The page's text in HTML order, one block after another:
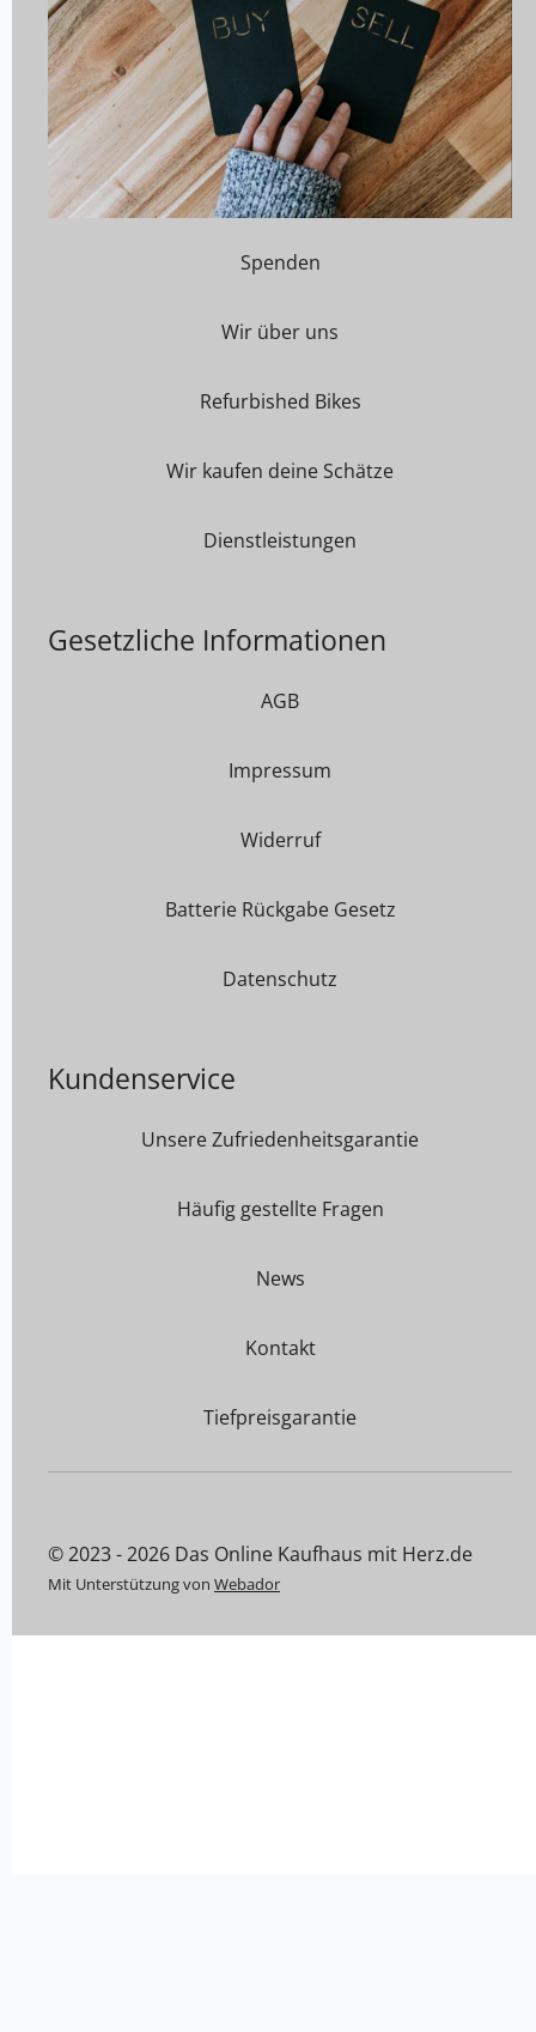
Spenden
Wir über uns
Refurbished Bikes
Wir kaufen deine Schätze
Dienstleistungen
Gesetzliche Informationen
AGB
Impressum
Widerruf
Batterie Rückgabe Gesetz
Datenschutz
Kundenservice
Unsere Zufriedenheitsgarantie
Häufig gestellte Fragen
News
Kontakt
Tiefpreisgarantie
© 2023 - 2026 Das Online Kaufhaus mit Herz.de
Mit Unterstützung von Webador